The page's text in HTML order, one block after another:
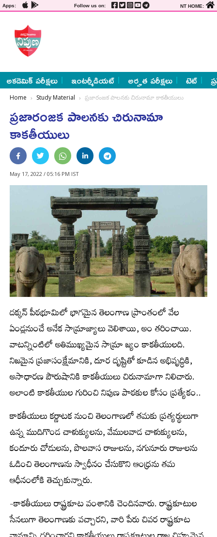
Apps: Follow us on: NT HOME:
అకడెమిక్ పరీక్షలు ఇంటర్మీడియట్ అర్హత పరీక్షలు టెట్
Home Study Material ప్రజారంజక పాలనకు చిరునామా కాకతీయులు
ప్రజారంజక పాలనకు చిరునామా
కాకతీయులు
May 17, 2022 / 05:16 PM IST
దక్కన్ పీఠభూమిలో భాగమైన తెలంగాణ ప్రాంతంలో వేల
ఏండ్లనుంచే అనేక సామ్రాజ్యాలు వెలిశాయి, అం తరించాయి.
వాటన్నింటిలో అతిముఖ్యమైన సామ్రా జ్యం కాకతీయులది.
నిజమైన ప్రజాసంక్షేమానికి, దూర దృష్టితో కూడిన అభివృద్ధికి,
అసాధారణ పౌరుషానికి కాకతీయులు చిరునామాగా నిలిచారు.
అలాంటి కాకతీయుల గురించి నిపుణ పాఠకుల కోసం ప్రత్యేకం..
కాకతీయులు కర్ణాటక నుంచి తెలంగాణలో తమకు ప్రత్యర్థులుగా
ఉన్న ముదిగొండ చాళుక్యులను, వేములవాడ చాళుక్యులను,
కందూరు చోడులను, పొలవాస రాజులను, నగునూరు రాజులను
ఓడించి తెలంగాణను స్వాధీనం చేసుకొని ఆంధ్రను తమ
ఆధీనంలోకి తెచ్చుకున్నారు.
-కాకతీయులు రాష్ట్రకూట వంశానికి చెందినవారు. రాష్ట్రకూటుల
సేనలుగా తెలంగాణకు వచ్చారని, వారి పేరు చివర రాష్ట్రకూట